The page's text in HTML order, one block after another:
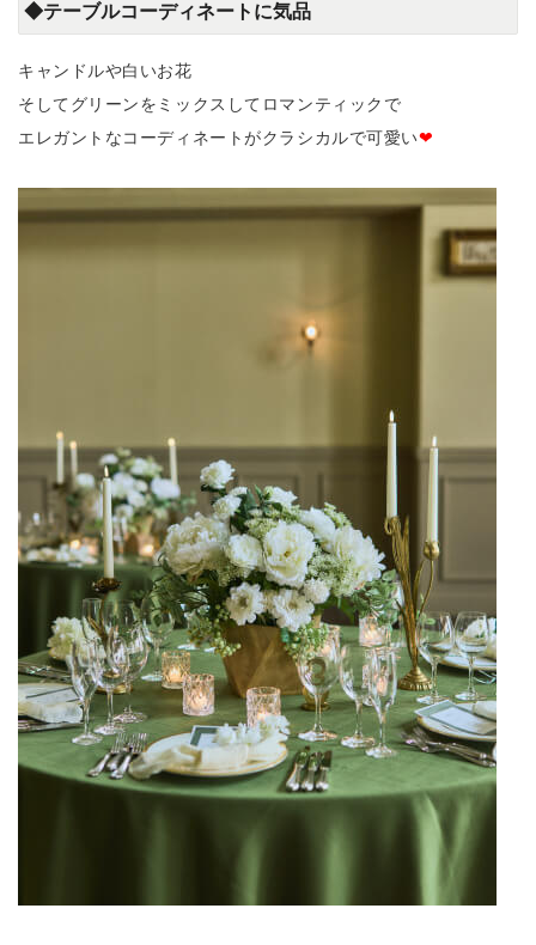
◆テーブルコーディネートに気品
キャンドルや白いお花
そしてグリーンをミックスしてロマンティックで
エレガントなコーディネートがクラシカルで可愛い❤